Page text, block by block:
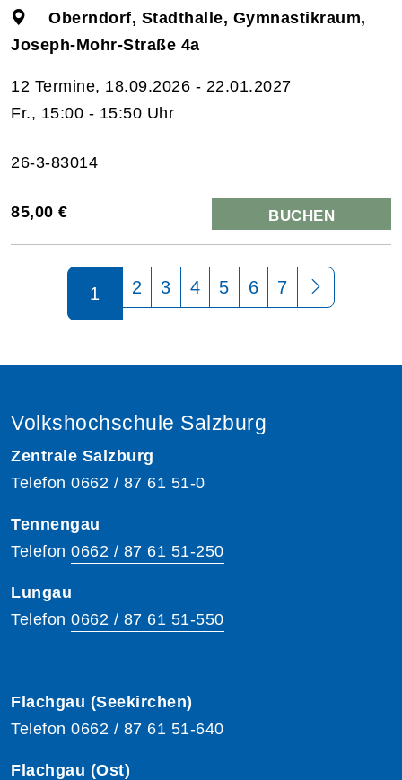
Oberndorf, Stadthalle, Gymnastikraum,
Joseph-Mohr-Straße 4a
12 Termine, 18.09.2026 - 22.01.2027
Fr., 15:00 - 15:50 Uhr
26-3-83014
85,00 € BUCHEN
Seite 1 von 7
1 2 3 4 5 6 7
Volkshochschule Salzburg
Zentrale Salzburg
Telefon 0662 / 87 61 51-0
Tennengau
Telefon 0662 / 87 61 51-250
Lungau
Telefon 0662 / 87 61 51-550
Flachgau (Seekirchen)
Telefon 0662 / 87 61 51-640
Flachgau (Ost)